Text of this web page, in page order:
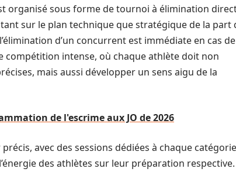
organisé sous forme de tournoi à élimination
sur le plan technique que stratégique de la part
d’un concurrent est immédiate en cas de
compétition intense, où chaque athlète doit non
mais aussi développer un sens aigu de la
de l'escrime aux JO de 2026
avec des sessions dédiées à chaque
des athlètes sur leur préparation respective.